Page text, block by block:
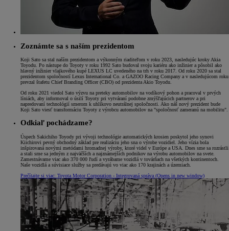
Zoznámte sa s naším prezidentom
Koji Sato sa stal naším prezidentom a výkonným riaditeľom v roku 2023, nasledujúc kroky Akia
Toyodu. Po nástupe do Toyoty v roku 1992 Sato budoval svoju kariéru ako inžinier a pôsobil ako
hlavný inžinier vlajkového kupé LEXUS LC uvedeného na trh v roku 2017. Od roku 2020 sa stal
prezidentom spoločností Lexus International Co. a GAZOO Racing Company a v nasledujúcom roku
prevzal štafetu Chief Branding Officer (CBO) od prezidenta Akio Toyodu.
Od roku 2021 viedol Sato výzvu na preteky automobilov na vodíkový pohon a pracoval v prvých
líniách, aby informoval o úsilí Toyoty pri vytváraní podobne zmýšľajúcich partnerov a pri
napredovaní technológií smerom k uhlíkovo neutrálnej spoločnosti. Ako náš nový prezident bude
Koji Sato viesť transformáciu Toyoty z výrobcu automobilov na "spoločnosť zameranú na mobilitu".
Odkiaľ pochádzame?
Úspech Sakichiho Toyody pri vývoji technológie automatických krosien poskytol jeho synovi
Kiichirovi pevný obchodný základ pre realizáciu jeho sna o výrobe vozidiel. Jeho vízia bola
inšpirovaná novými metódami hromadnej výroby, ktoré videl v Európe a USA. Dnes sme sa rozrástli
a stali sme sa jedným z najväčších a najznámejších podnikov na výrobu automobilov na svete.
Zamestnávame viac ako 370 000 ľudí a vyrábame vozidlá v továrňach na všetkých kontinentoch.
Naše vozidlá a súvisiace služby sa predávajú vo viac ako 170 krajinách a územiach.
Prečítajte si viac: Toyota Motor Corporation - Integrovaná správa (Opens in new window)